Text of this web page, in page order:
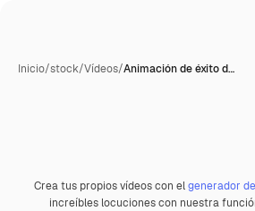
Inicio/stock/Vídeos/Animación de éxito d…
PremiumGenerada con IA
Crea tus propios vídeos con elgenerador
increíbles locuciones con nuestra